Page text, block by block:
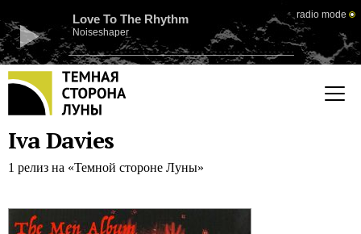
Love To The Rhythm
Noiseshaper
radio mode
Iva Davies
1 релиз на «Темной стороне Луны»